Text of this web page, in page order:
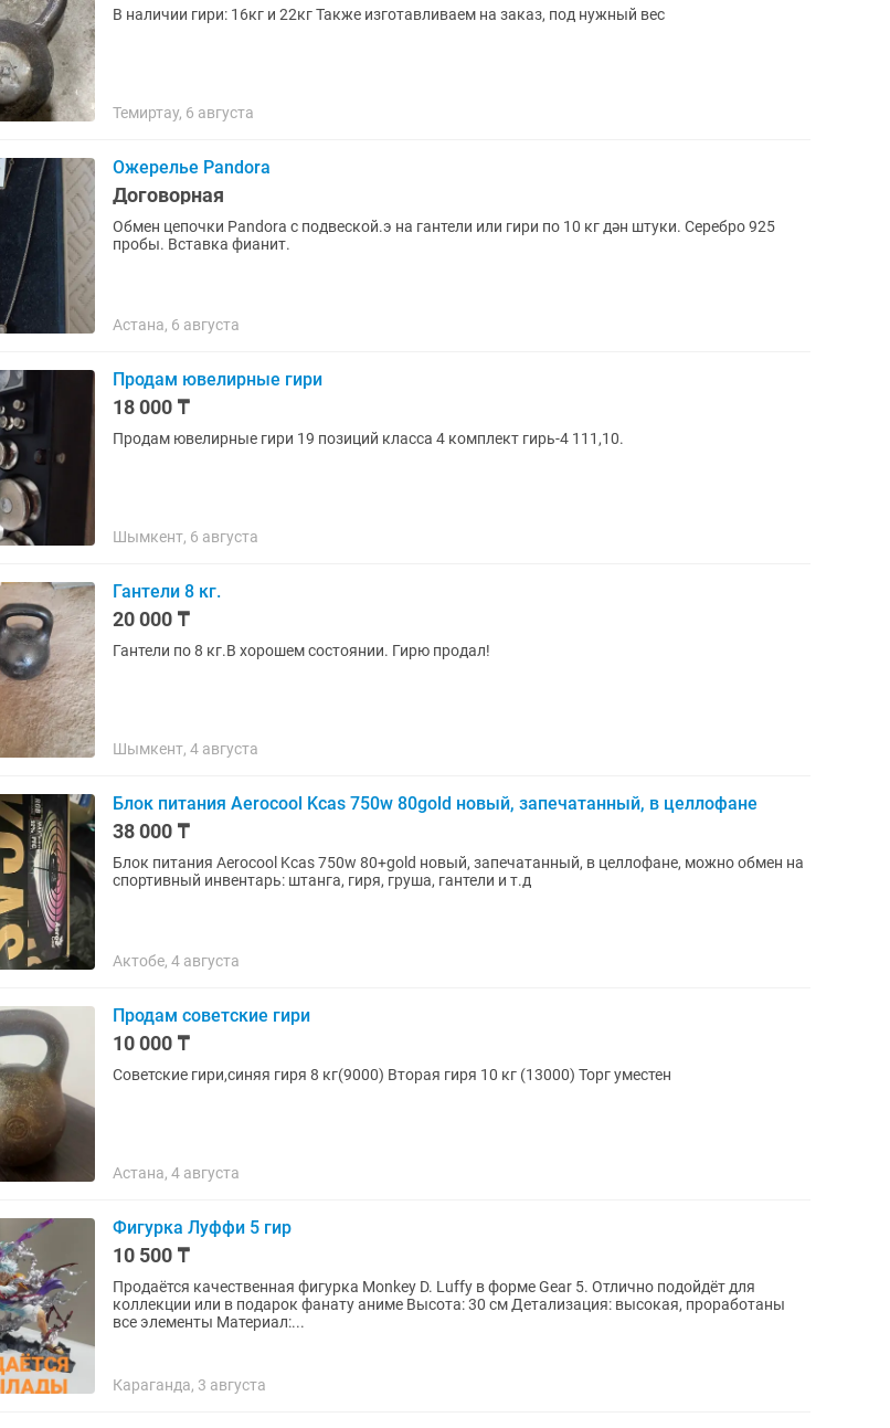
В наличии гири: 16кг и 22кг Также изготавливаем на заказ, под нужный вес
Темиртау, 6 августа
Ожерелье Pandora
Договорная
Обмен цепочки Pandora с подвеской.э на гантели или гири по 10 кг дән штуки. Серебро 925
пробы. Вставка фианит.
Астана, 6 августа
Продам ювелирные гири
18 000 ₸
Продам ювелирные гири 19 позиций класса 4 комплект гирь-4 111,10.
Шымкент, 6 августа
Гантели 8 кг.
20 000 ₸
Гантели по 8 кг.В хорошем состоянии. Гирю продал!
Шымкент, 4 августа
Блок питания Aerocool Kcas 750w 80gold новый, запечатанный, в целлофане
38 000 ₸
Блок питания Aerocool Kcas 750w 80+gold новый, запечатанный, в целлофане, можно обмен на
спортивный инвентарь: штанга, гиря, груша, гантели и т.д
Актобе, 4 августа
Продам советские гири
10 000 ₸
Советские гири,синяя гиря 8 кг(9000) Вторая гиря 10 кг (13000) Торг уместен
Астана, 4 августа
Фигурка Луффи 5 гир
10 500 ₸
Продаётся качественная фигурка Monkey D. Luffy в форме Gear 5. Отлично подойдёт для
коллекции или в подарок фанату аниме Высота: 30 см Детализация: высокая, проработаны
все элементы Материал:...
Караганда, 3 августа